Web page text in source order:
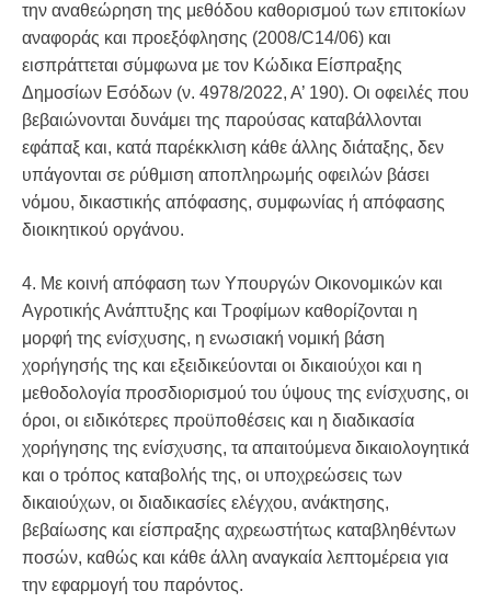
την αναθεώρηση της μεθόδου καθορισμού των επιτοκίων
αναφοράς και προεξόφλησης (2008/C14/06) και
εισπράττεται σύμφωνα με τον Κώδικα Είσπραξης
Δημοσίων Εσόδων (ν. 4978/2022, Α’ 190). Οι οφειλές που
βεβαιώνονται δυνάμει της παρούσας καταβάλλονται
εφάπαξ και, κατά παρέκκλιση κάθε άλλης διάταξης, δεν
υπάγονται σε ρύθμιση αποπληρωμής οφειλών βάσει
νόμου, δικαστικής απόφασης, συμφωνίας ή απόφασης
διοικητικού οργάνου.
4. Με κοινή απόφαση των Υπουργών Οικονομικών και
Αγροτικής Ανάπτυξης και Τροφίμων καθορίζονται η
μορφή της ενίσχυσης, η ενωσιακή νομική βάση
χορήγησής της και εξειδικεύονται οι δικαιούχοι και η
μεθοδολογία προσδιορισμού του ύψους της ενίσχυσης, οι
όροι, οι ειδικότερες προϋποθέσεις και η διαδικασία
χορήγησης της ενίσχυσης, τα απαιτούμενα δικαιολογητικά
και ο τρόπος καταβολής της, οι υποχρεώσεις των
δικαιούχων, οι διαδικασίες ελέγχου, ανάκτησης,
βεβαίωσης και είσπραξης αχρεωστήτως καταβληθέντων
ποσών, καθώς και κάθε άλλη αναγκαία λεπτομέρεια για
την εφαρμογή του παρόντος.